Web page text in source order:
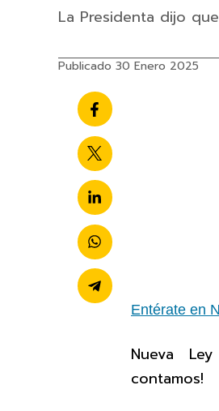
La Presidenta dijo
Publicado 30 Enero 2025
Entérate en
Nueva
contamos!